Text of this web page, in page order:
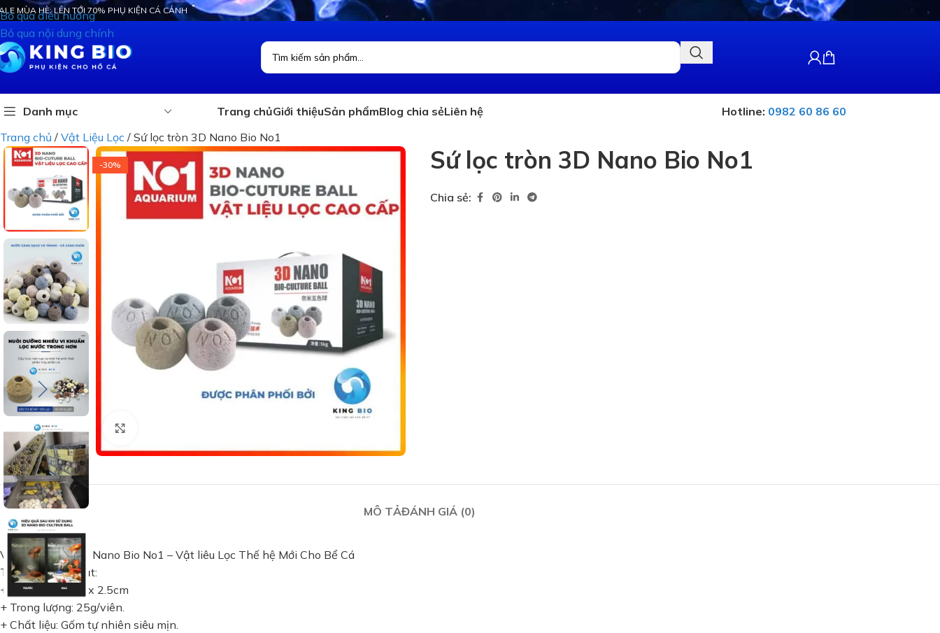
Bỏ qua điều hướng
Bỏ qua nội dung chính
MÙA HÈ: LÊN TỚI 70% PHỤ KIỆN CÁ CẢNH
Danh mục Trang chủGiới thiệuSản phẩmBlog chia sẻLiên hệ Hotline: 0982 60 86 60
Trang chủ / Vật Liệu Lọc / Sứ lọc tròn 3D Nano Bio No1
-30% Sứ lọc tròn 3D Nano Bio No1
Chia sẻ:
MÔ TẢĐÁNH GIÁ (0)
Viên Lọc Tròn 3D Nano Bio No1 – Vật liêu Lọc Thế hệ Mới Cho Bể Cá
Thông số kỹ thuật:
+ Kích thước: 2.5 x 2.5cm
+ Trong lượng: 25g/viên.
+ Chất liệu: Gốm tự nhiên siêu mịn.